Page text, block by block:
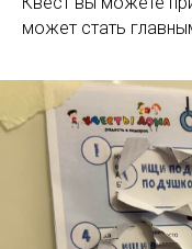
может стать